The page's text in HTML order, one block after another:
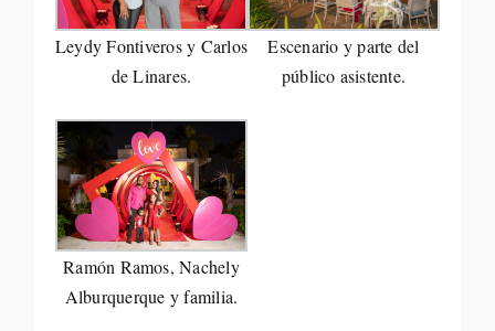
Leydy Fontiveros y Carlos
de Linares.
Escenario y parte del
público asistente.
Ramón Ramos, Nachely
Alburquerque y familia.